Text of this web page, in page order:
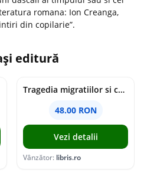
romana: Ion Creanga,
din copilarie”.
editură
Tragedia migratiilor si caderea imperiilor. Sfantul Augustin si noi - Chantal Delsol
48.00 RON
Vezi detalii
Vânzător: libris.ro